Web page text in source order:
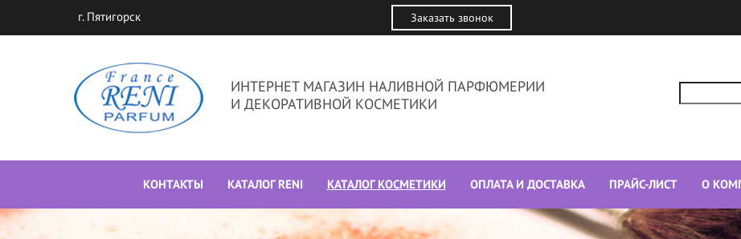
г. Пятигорск Заказать звонок
ИНТЕРНЕТ МАГАЗИН НАЛИВНОЙ ПАРФЮМЕРИИ
И ДЕКОРАТИВНОЙ КОСМЕТИКИ
КОНТАКТЫ КАТАЛОГ RENI КАТАЛОГ КОСМЕТИКИ ОПЛАТА И ДОСТАВКА ПРАЙС-ЛИСТ О